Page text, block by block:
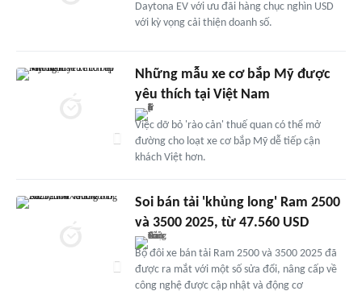
Daytona EV với ưu đãi hàng chục nghìn USD
với kỳ vọng cải thiện doanh số.
Những mẫu xe cơ bắp Mỹ được
yêu thích tại Việt Nam
Việc dỡ bỏ 'rào cản' thuế quan có thể mở
đường cho loạt xe cơ bắp Mỹ dễ tiếp cận
khách Việt hơn.
Soi bán tải 'khủng long' Ram 2500
và 3500 2025, từ 47.560 USD
Bộ đôi xe bán tải Ram 2500 và 3500 2025 đã
được ra mắt với một số sửa đổi, nâng cấp về
công nghệ được cập nhật và động cơ